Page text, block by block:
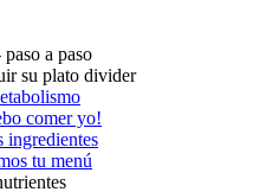
a paso
su plato divider
comer yo!
ingredientes
tu menú